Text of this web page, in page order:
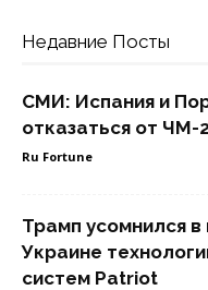
Недавние Посты
СМИ: Испания и
отказаться от ЧМ-
Ru Fortune
Трамп усомнился
Украине
систем Patriot